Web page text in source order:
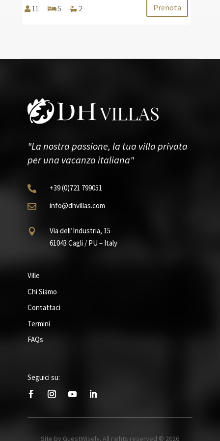
11 5 2 Prenota
"La nostra passione, la tua villa privata
per una vacanza italiana"
 +39(0)721 799051
 info@dhvillas.com

Via dell’Industria, 15
61043 Cagli / PU – Italy
Ville
Chi Siamo
Contattaci
Termini
FAQs
Seguici su:
Site by GuestWisely. All rights reserved © 2026